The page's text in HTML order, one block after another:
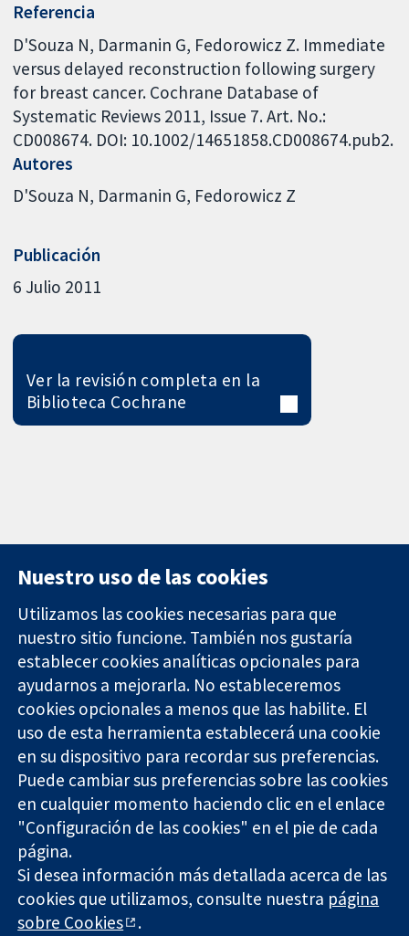
Referencia
D'Souza N, Darmanin G, Fedorowicz Z. Immediate
versus delayed reconstruction following surgery
for breast cancer. Cochrane Database of
Systematic Reviews 2011, Issue 7. Art. No.:
CD008674. DOI: 10.1002/14651858.CD008674.pub2.
Autores
D'Souza N Darmanin G Fedorowicz Z
Publicación
6 Julio 2011
Ver la revisión completa en la
Biblioteca Cochrane
Evidencia fiable.
Decisiones
informadas.
Mejor salud.
11-13 Cavendish
Square
Londres
W1G 0AN
Reino Unido
Contacto
Noticias
Prensa
Sobre
nosotros
Empleo
Cochrane
Library
The Cochrane Collaboration is a charity (no. 1045921) and a
company limited by guarantee (no. 03044323) registered in
England & Wales. VAT registration number GB 718 2127 49.
Nuestro uso de las cookies
Utilizamos las cookies necesarias para que
nuestro sitio funcione. También nos gustaría
establecer cookies analíticas opcionales para
ayudarnos a mejorarla. No estableceremos
cookies opcionales a menos que las habilite. El
uso de esta herramienta establecerá una cookie
en su dispositivo para recordar sus preferencias.
Puede cambiar sus preferencias sobre las cookies
en cualquier momento haciendo clic en el enlace
"Configuración de las cookies" en el pie de cada
página.
Si desea información más detallada acerca de las
cookies que utilizamos, consulte nuestra página
sobre Cookies
.